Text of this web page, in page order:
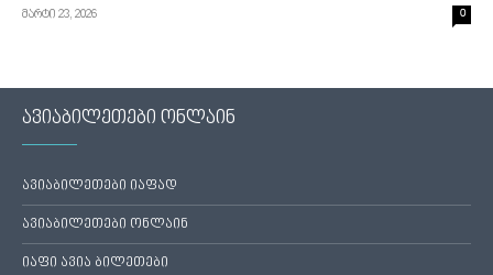
მარტი 23, 2026 0
ავიაბილეთები ონლაინ
ავიაბილეთები იაფად
ავიაბილეთები ონლაინ
იაფი ავია ბილეთები